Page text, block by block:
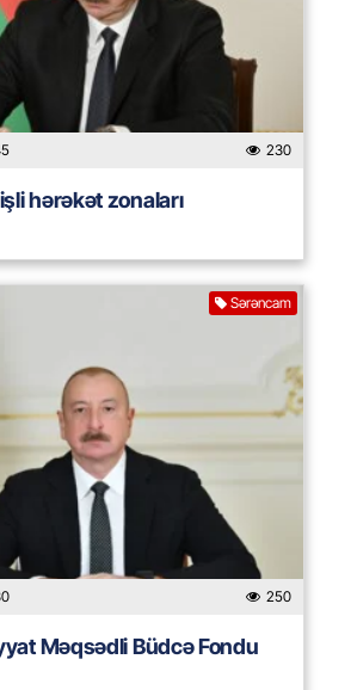
230
hərəkət zonaları
Sərəncam
250
Məqsədli Büdcə Fondu